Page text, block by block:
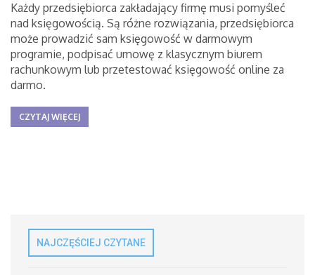
Każdy przedsiębiorca zakładający firmę musi pomyśleć
nad księgowością. Są różne rozwiązania, przedsiębiorca
może prowadzić sam księgowość w darmowym
programie, podpisać umowę z klasycznym biurem
rachunkowym lub przetestować księgowość online za
darmo.
CZYTAJ WIĘCEJ
NAJCZĘŚCIEJ CZYTANE